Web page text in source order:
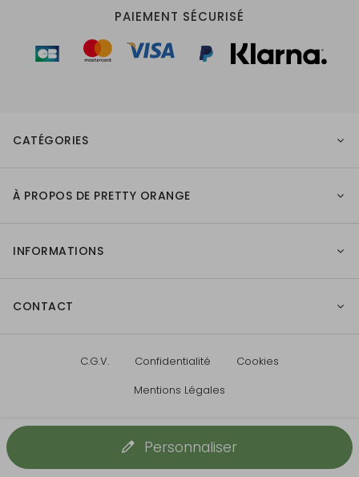
Personnaliser
PAIEMENT SÉCURISÉ
CATÉGORIES
À PROPOS DE PRETTY ORANGE
INFORMATIONS
CONTACT
C.G.V. Confidentialité
Cookies
Mentions Légales